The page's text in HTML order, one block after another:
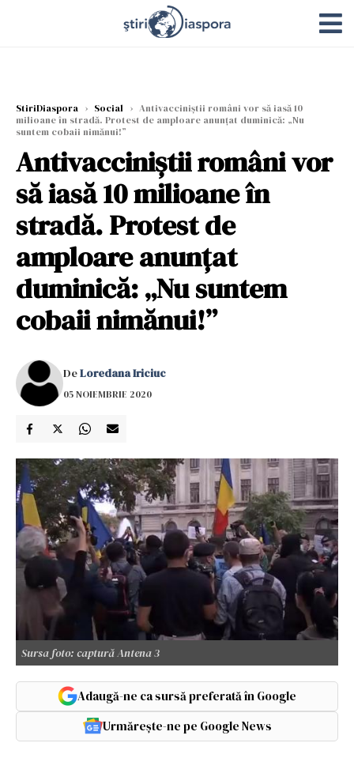
StiriDiaspora › Social › Antivacciniștii români vor să iasă 10
milioane în stradă. Protest de amploare anunțat duminică: „Nu
suntem cobaii nimănui!”
Antivacciniștii români vor
să iasă 10 milioane în
stradă. Protest de
amploare anunțat
duminică: „Nu suntem
cobaii nimănui!”
DeLoredana Iriciuc
05 NOIEMBRIE 2020
Sursa foto: captură Antena 3
Adaugă-ne ca sursă preferată în Google
Urmărește-ne pe Google News